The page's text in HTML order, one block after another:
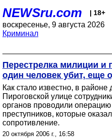
NEWSru.com | 18+
воскресенье, 9 августа 2026
Криминал
Перестрелка милиции и
один человек убит, еще
Как стало известно, в
Пироговской улице
органов проводили
преступников, которые
сопротивление.
20 октября 2006 г., 16:58